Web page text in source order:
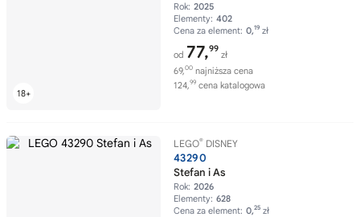
Rok: 2025
Elementy: 402
Cena za element: 0,19 zł
od 77,99
zł
69,00 najniższa cena
124,99 cena katalogowa
LEGO® DISNEY
43290
Stefan i As
Rok: 2026
Elementy: 628
Cena za element: 0,25 zł